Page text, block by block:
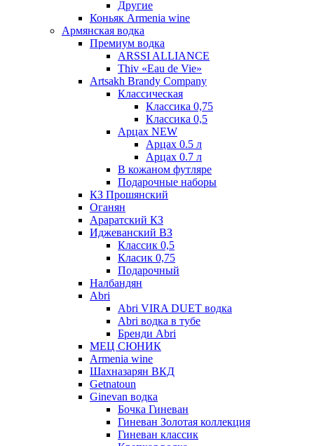
Другие
Коньяк Armenia wine
Армянская водка
Премиум водка
ARSSI ALLIANCE
Thiv «Eau de Vie»
Artsakh Brandy Company
Классическая
Классика 0,75
Классика 0,5
Арцах NEW
Арцах 0.5 л
Арцах 0.7 л
В кожаном футляре
Подарочные наборы
КЗ Прошянский
Оганян
Араратский КЗ
Иджеванский ВЗ
Классик 0,5
Класик 0,75
Подарочный
Налбандян
Abri
Abri VIRA DUET водка
Abri водка в тубе
Бренди Abri
МЕЦ СЮНИК
Armenia wine
Шахназарян ВКД
Getnatoun
Ginevan водка
Бочка Гиневан
Гиневан Золотая коллекция
Гиневан классик